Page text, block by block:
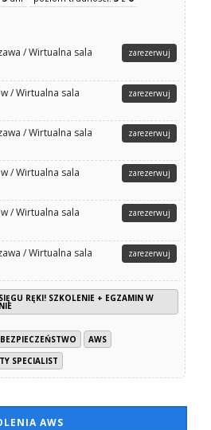
/ Wirtualna sala zarezerwuj
/ Wirtualna sala zarezerwuj
/ Wirtualna sala zarezerwuj
/ Wirtualna sala zarezerwuj
/ Wirtualna sala zarezerwuj
/ Wirtualna sala zarezerwuj
RĘKI! SZKOLENIE + EGZAMIN W
AWS
SPECIALIST
AWS